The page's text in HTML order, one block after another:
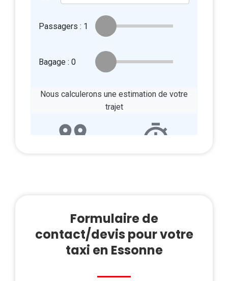
Formulaire de
contact/devis pour votre
taxi en Essonne